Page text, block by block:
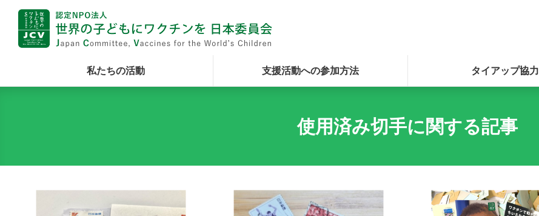
私たちの活動 支援活動への参加方法 タイアップ協力
使用済み切手に関する記事